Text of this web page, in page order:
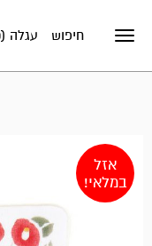
Toggle
עגלה (0) חיפוש
אזל
במלאי!